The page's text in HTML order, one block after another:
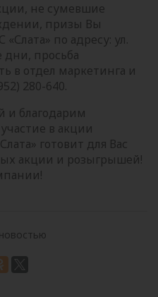
не сумевшие
призы Вы
по адресу: ул.
дни, просьба
в отдел маркетинга и
280-640.
и благодарим
в акции
готовит для Вас
акции и розыгрышей!